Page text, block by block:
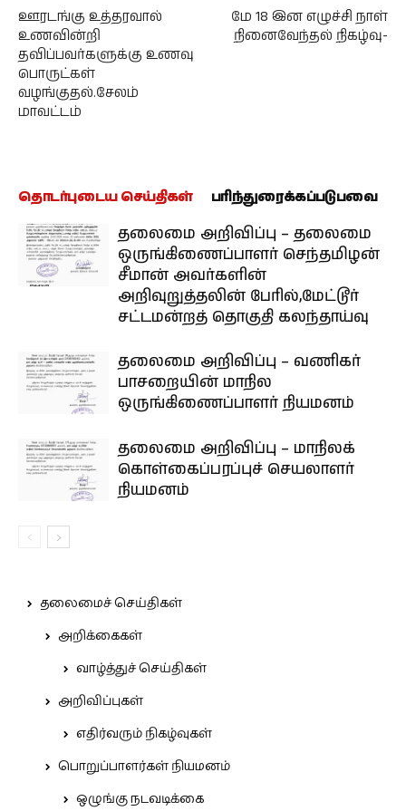
ஊரடங்கு உத்தரவால்
உணவின்றி
தவிப்பவர்களுக்கு உணவு
பொருட்கள்
வழங்குதல்.சேலம்
மாவட்டம்
மே 18 இன எழுச்சி நாள்
நினைவேந்தல் நிகழ்வு-
தொடர்புடைய செய்திகள் பரிந்துரைக்கப்படுபவை
தலைமை அறிவிப்பு – தலைமை
ஒருங்கிணைப்பாளர் செந்தமிழன்
சீமான் அவர்களின்
அறிவுறுத்தலின் பேரில்,மேட்டூர்
சட்டமன்றத் தொகுதி கலந்தாய்வு
தலைமை அறிவிப்பு – வணிகர்
பாசறையின் மாநில
ஒருங்கிணைப்பாளர் நியமனம்
தலைமை அறிவிப்பு – மாநிலக்
கொள்கைப்பரப்புச் செயலாளர்
நியமனம்
தலைமைச் செய்திகள்
அறிக்கைகள்
வாழ்த்துச் செய்திகள்
அறிவிப்புகள்
எதிர்வரும் நிகழ்வுகள்
பொறுப்பாளர்கள் நியமனம்
ஒழுங்கு நடவடிக்கை